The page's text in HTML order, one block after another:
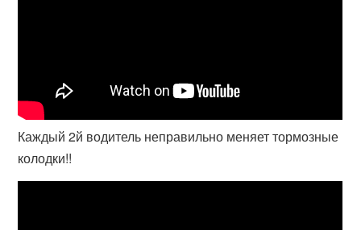
Каждый 2й водитель неправильно меняет тормозные
колодки!!